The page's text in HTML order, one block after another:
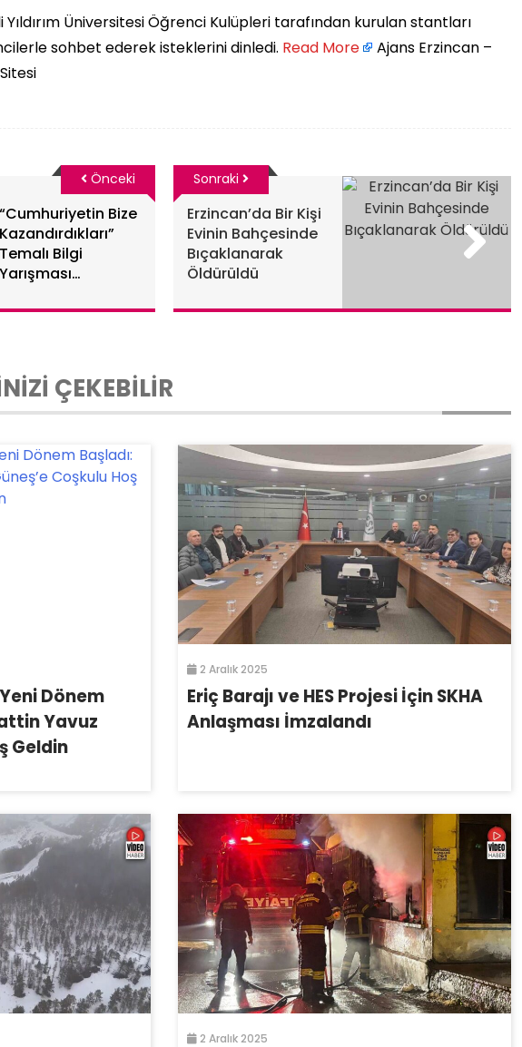
Üniversitesi Öğrenci Kulüpleri tarafından kurulan stantları
sohbet ederek isteklerini dinledi. Read More
Ajans Erzincan –
“Cumhuriyetin Bize
Kazandırdıkları”
Temalı Bilgi
Yarışması
Önceki
Erzincan’da Bir Kişi
Evinin Bahçesinde
Bıçaklanarak
Öldürüldü
Sonraki
ÇEKEBİLİR
Dönem
Yavuz
Geldin
2 Aralık 2025
Eriç Barajı ve HES Projesi İçin SKHA
Anlaşması İmzalandı
2 Aralık 2025